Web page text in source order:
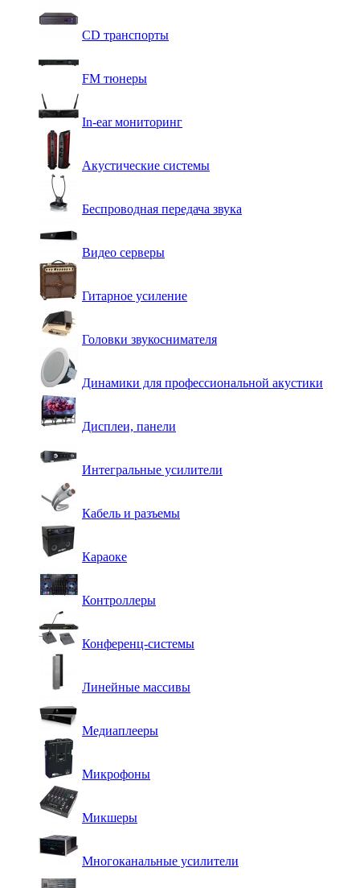
CD транспорты
FM тюнеры
In-ear мониторинг
Акустические системы
Беспроводная передача звука
Видео серверы
Гитарное усиление
Головки звукоснимателя
Динамики для профессиональной акустики
Дисплеи, панели
Интегральные усилители
Кабель и разъемы
Караоке
Контроллеры
Конференц-системы
Линейные массивы
Медиаплееры
Микрофоны
Микшеры
Многоканальные усилители